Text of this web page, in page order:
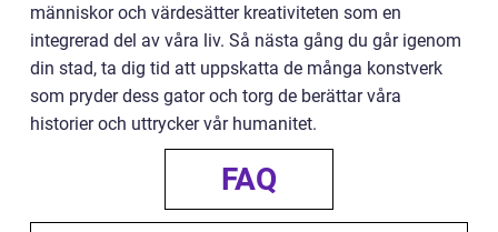
människor och värdesätter kreativiteten som en
integrerad del av våra liv. Så nästa gång du går igenom
din stad, ta dig tid att uppskatta de många konstverk
som pryder dess gator och torg de berättar våra
historier och uttrycker vår humanitet.
FAQ